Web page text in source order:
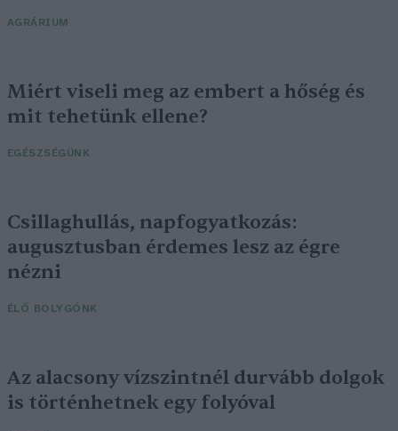
AGRÁRIUM
Miért viseli meg az embert a hőség és
mit tehetünk ellene?
EGÉSZSÉGÜNK
Csillaghullás, napfogyatkozás:
augusztusban érdemes lesz az égre
nézni
ÉLŐ BOLYGÓNK
Az alacsony vízszintnél durvább dolgok
is történhetnek egy folyóval